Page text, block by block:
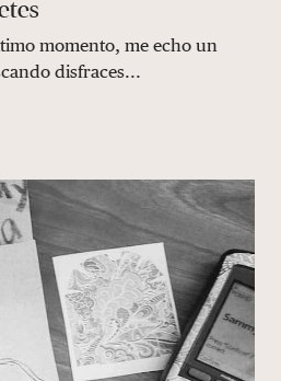
momento, me echo un
disfraces...